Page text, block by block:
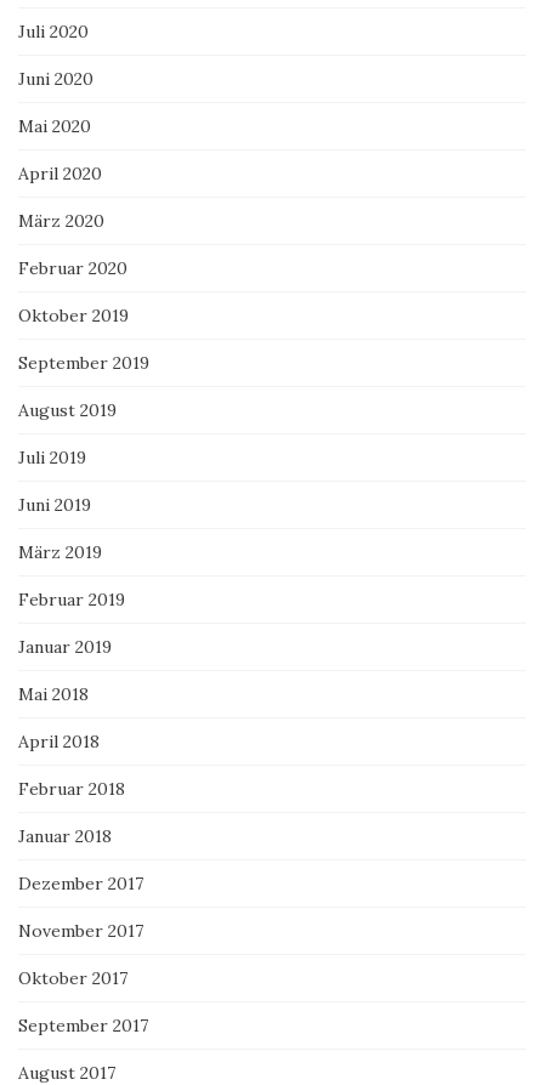
Juli 2020
Juni 2020
Mai 2020
April 2020
März 2020
Februar 2020
Oktober 2019
September 2019
August 2019
Juli 2019
Juni 2019
März 2019
Februar 2019
Januar 2019
Mai 2018
April 2018
Februar 2018
Januar 2018
Dezember 2017
November 2017
Oktober 2017
September 2017
August 2017